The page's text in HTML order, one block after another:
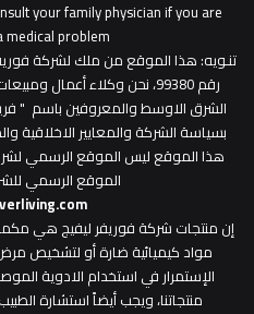
your family physician if you are
problem.
تنـويه: هذا الموقع من ملك لشركة
رقم 99380، نحن وكلاء أعمال
الشرق الاوسط والمعروفين باسم "
بسياسة الشركة والمعايير الاخلاقية
هذا الموقع ليس الموقع الرسمي
الموقع الرسمي
​إن منتجات شركة فوريفر ليفيج هي
مواد كيميائية ضارة أو لتشخيص
الإستمرار في استخدام الادوية
منتجاتنا، ويجب أيضاً استشارة